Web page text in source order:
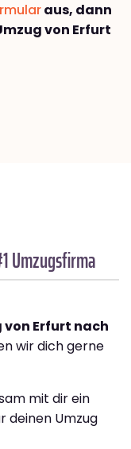
aus, dann
von Erfurt
Umzugsfirma
von Erfurt nach
wir dich gerne
mit dir ein
deinen Umzug